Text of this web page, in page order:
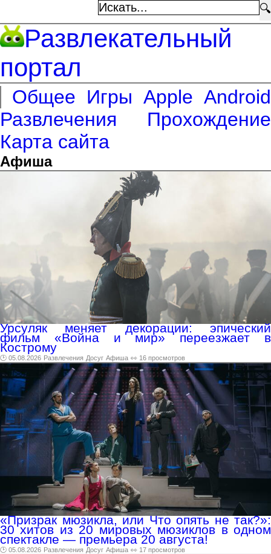
🔍
Развлекательный
портал
Общее Игры Apple Android
Развлечения
Прохождение
Карта сайта
Афиша
Урсуляк меняет декорации: эпический
фильм «Война и мир» переезжает в
Кострому
🕑 05.08.2026 Развлечения Досуг Афиша 👀 16 просмотров
«Призрак мюзикла, или Что опять не так?»:
30 хитов из 20 мировых мюзиклов в одном
спектакле — премьера 20 августа!
🕑 05.08.2026 Развлечения Досуг Афиша 👀 17 просмотров